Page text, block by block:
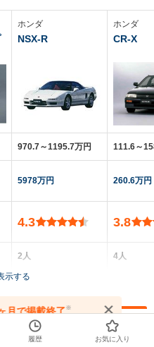
ホンダ
NSX-R
970.7～1195.7万円
5978万円
4.3
2人
2ドア
ホンダ
CR-X
111.6～
260.6万円
3.8
4人
示する
付きのクルマ
月で掲載終了※
わせください
履歴 お気に入り